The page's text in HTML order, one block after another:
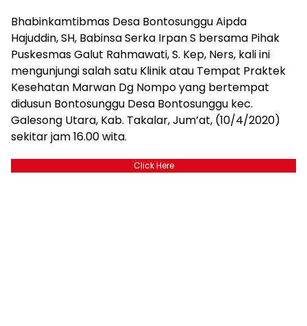
Bhabinkamtibmas Desa Bontosunggu Aipda
Hajuddin, SH, Babinsa Serka Irpan S bersama Pihak
Puskesmas Galut Rahmawati, S. Kep, Ners, kali ini
mengunjungi salah satu Klinik atau Tempat Praktek
Kesehatan Marwan Dg Nompo yang bertempat
didusun Bontosunggu Desa Bontosunggu kec.
Galesong Utara, Kab. Takalar, Jum’at, (10/4/2020)
sekitar jam 16.00 wita.
Click Here